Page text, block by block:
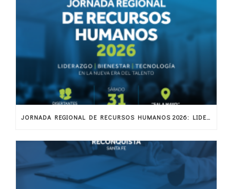
JORNADA REGIONAL DE RECURSOS HUMANOS 2026: LIDERAZGO, BIENESTAR Y TECNOLOGÍA EN LA NUEVA ERA DEL TALENTO